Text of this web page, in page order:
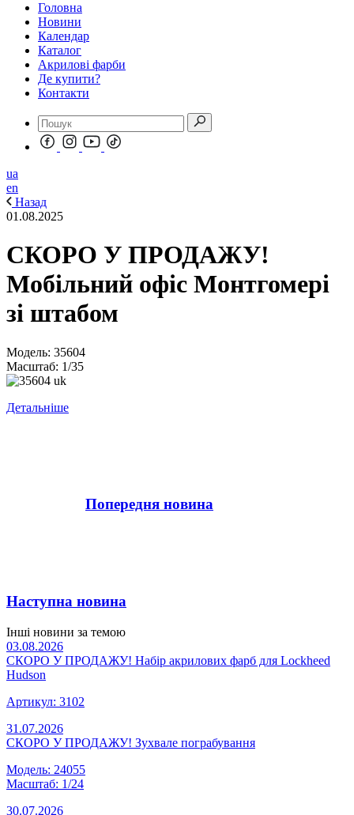
Головна
Новини
Календар
Каталог
Акрилові фарби
Де купити?
Контакти
ua
en
Назад
01.08.2025
СКОРО У ПРОДАЖУ!
Мобільний офіс Монтгомері
зі штабом
Модель: 35604
Масштаб: 1/35
Детальніше
Попередня новина
Наступна новина
Інші новини за темою
03.08.2026
СКОРО У ПРОДАЖУ! Набір акрилових фарб для Lockheed
Hudson
Артикул: 3102
31.07.2026
СКОРО У ПРОДАЖУ! Зухвале пограбування
Модель: 24055
Масштаб: 1/24
30.07.2026